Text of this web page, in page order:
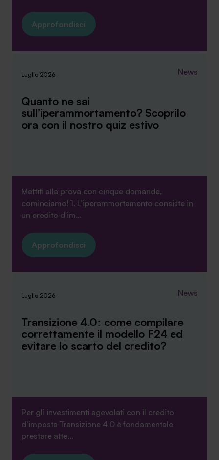
Approfondisci
Luglio 2026 News
Quanto ne sai
sull’iperammortamento? Scoprilo
ora con il nostro quiz estivo
Mettiti alla prova con cinque domande,
cominciamo! 1. L’iperammortamento consiste in
un credito d’im...
Approfondisci
Luglio 2026 News
Transizione 4.0: come compilare
correttamente il modello F24 ed
evitare lo scarto del credito?
Per gli investimenti agevolati con il credito
d’imposta Transizione 4.0 è fondamentale
prestare atte...